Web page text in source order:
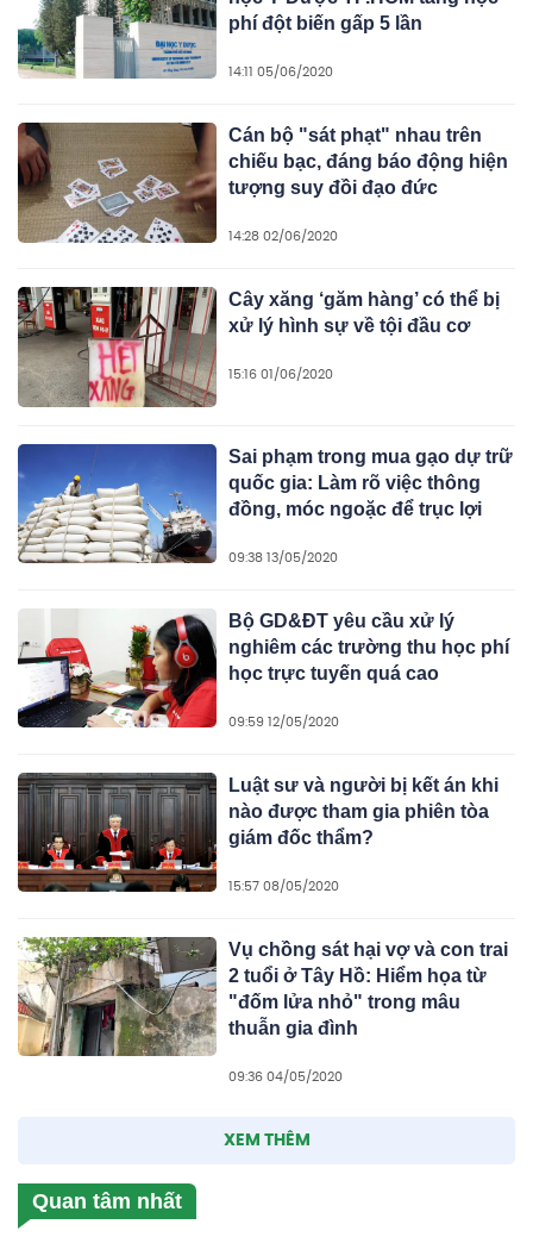
phí đột biến gấp 5 lần
14:11 05/06/2020
Cán bộ "sát phạt" nhau trên
chiếu bạc, đáng báo động hiện
tượng suy đồi đạo đức
14:28 02/06/2020
Cây xăng ‘găm hàng’ có thể bị
xử lý hình sự về tội đầu cơ
15:16 01/06/2020
Sai phạm trong mua gạo dự trữ
quốc gia: Làm rõ việc thông
đồng, móc ngoặc để trục lợi
09:38 13/05/2020
Bộ GD&ĐT yêu cầu xử lý
nghiêm các trường thu học phí
học trực tuyến quá cao
09:59 12/05/2020
Luật sư và người bị kết án khi
nào được tham gia phiên tòa
giám đốc thẩm?
15:57 08/05/2020
Vụ chồng sát hại vợ và con trai
2 tuổi ở Tây Hồ: Hiểm họa từ
"đốm lửa nhỏ" trong mâu
thuẫn gia đình
09:36 04/05/2020
XEM THÊM
Quan tâm nhất